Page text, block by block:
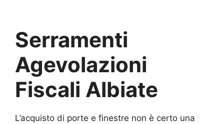
Serramenti
Agevolazioni
Fiscali Albiate
L’acquisto di porte e finestre non è certo una